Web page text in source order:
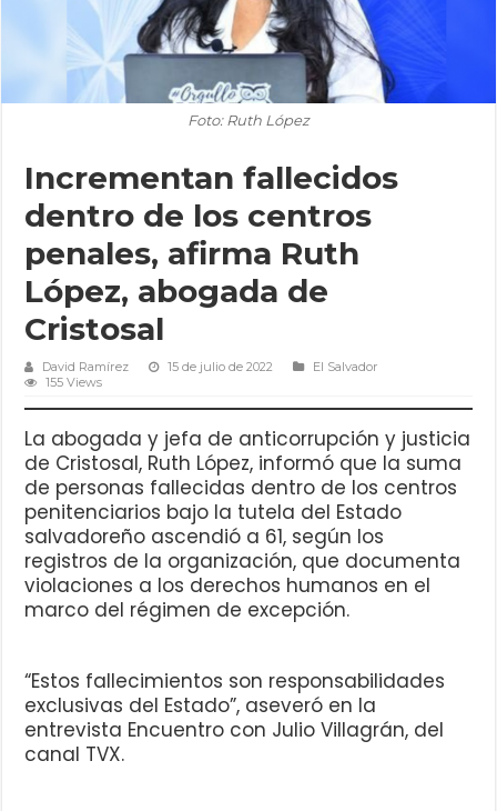
Foto: Ruth López
Incrementan fallecidos
dentro de los centros
penales, afirma Ruth
López, abogada de
Cristosal
David Ramírez 15 de julio de 2022
El Salvador
155 Views
La abogada y jefa de anticorrupción y justicia
de Cristosal, Ruth López, informó que la suma
de personas fallecidas dentro de los centros
penitenciarios bajo la tutela del Estado
salvadoreño ascendió a 61, según los
registros de la organización, que documenta
violaciones a los derechos humanos en el
marco del régimen de excepción.
“Estos fallecimientos son responsabilidades
exclusivas del Estado”, aseveró en la
entrevista Encuentro con Julio Villagrán, del
canal TVX.